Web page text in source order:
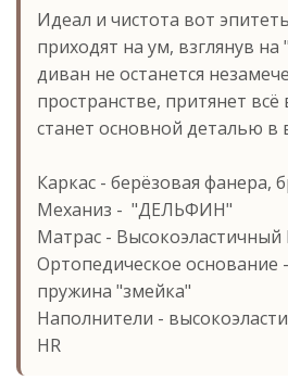
Идеал и чистота вот
приходят на ум, взглянув
диван не останется
пространстве, притянет
станет основной деталью
⁠Каркас - берёзовая фанера,
Механиз - ⁠ "ДЕЛЬФИН"
⁠Матрас -
Ортопедическое основание
пружина "змейка"
Наполнители -
HR